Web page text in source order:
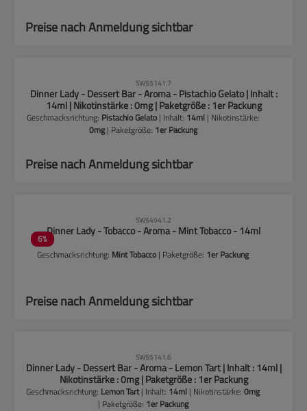
Preise nach Anmeldung sichtbar
SW55141.7
Dinner Lady - Dessert Bar - Aroma - Pistachio Gelato | Inhalt :
14ml | Nikotinstärke : 0mg | Paketgröße : 1er Packung
Geschmacksrichtung: Pistachio Gelato | Inhalt: 14ml | Nikotinstärke:
0mg| Paketgröße: 1er Packung
Preise nach Anmeldung sichtbar
6%
SW54941.2
Dinner Lady - Tobacco - Aroma - Mint Tobacco - 14ml
Geschmacksrichtung: Mint Tobacco | Paketgröße: 1er Packung
Preise nach Anmeldung sichtbar
SW55141.6
Dinner Lady - Dessert Bar - Aroma - Lemon Tart | Inhalt : 14ml |
Nikotinstärke : 0mg | Paketgröße : 1er Packung
Geschmacksrichtung: Lemon Tart| Inhalt: 14ml | Nikotinstärke:0mg
| Paketgröße: 1er Packung